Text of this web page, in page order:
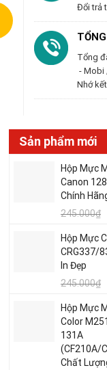
Đổi trả
Tổng
-
Nhớ
L14150
Sản phẩm mới
Hộp Mực
Canon
Chính
245.000₫
Hộp Mực
CRG337/
In Đẹp
245.000₫
Hộp Mực
Color
131A
(CF210A/
Chất